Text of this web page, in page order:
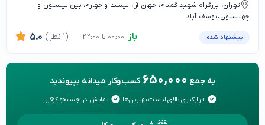
تهران، بزرگراه شهید گمنام، جهان آرا، بیست و چهارم، بین بیستون و
چهلستون،یوسف آباد
پیشنهاد شده باز 5.0 (1 نظر)
به جمع 650,000 کسب‌وکار میدانه بپیوندید
قرارگیری بالای لیست بهترین‌ها نمایش در جستجو گوگل